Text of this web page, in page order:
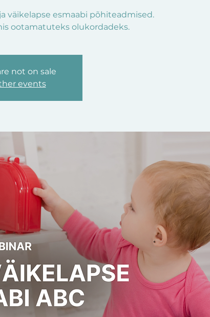
väikelapse esmaabi põhiteadmised.
ootamatuteks olukordadeks.
not on sale
events